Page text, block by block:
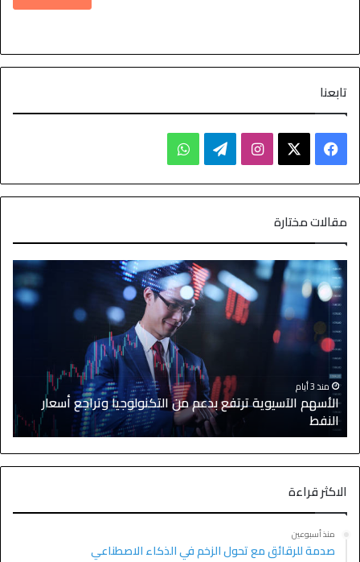
تابعنا
مقالات مختارة
وتراجع أسعار منذ 3 أيام
الأسهم الآسيوية تتراجع بعد موجة صعود
الاكثر قراءة
منذ أسبوعين
صدمة للرقائق مع تحول الزخم في الذكاء الاصطناعي